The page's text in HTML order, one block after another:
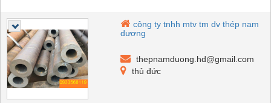
công ty tnhh mtv tm dv thép nam
dương
thepnamduong.hd@gmail.com
thủ đức